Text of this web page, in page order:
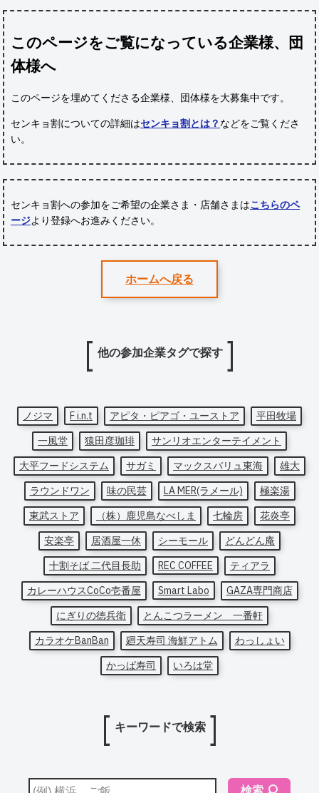
このページをご覧になっている企業様、団
体様へ
このページを埋めてくださる企業様、団体様を大募集中です。
センキョ割についての詳細はセンキョ割とは？ などをご覧くださ
い。
センキョ割への参加をご希望の企業さま・店舗さまはこちらのペ
ージより登録へお進みください。
ホームへ戻る
他の参加企業タグで探す
ノジマ F i.n.t アピタ・ピアゴ・ユーストア
平田牧場
一風堂
猿田彦珈琲
サンリオエンターテイメント
大平フードシステム
サガミ マックスバリュ東海
雄大
ラウンドワン
味の民芸 LA MER(ラメール)
極楽湯
東武ストア
（株）鹿児島なべしま 七輪房
花炎亭
安楽亭
居酒屋一休 シーモール
どんどん庵
十割そば 二代目長助
REC COFFEE
ティアラ
カレーハウスCoCo壱番屋
Smart Labo
GAZA専門商店
にぎりの徳兵衛
とんこつラーメン 一番軒
カラオケBanBan
廻天寿司 海鮮アトム
わっしょい
かっぱ寿司
いろは堂
キーワードで検索